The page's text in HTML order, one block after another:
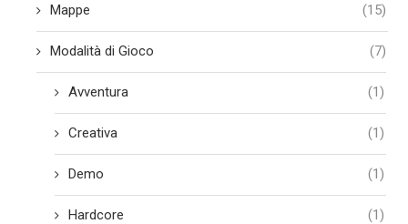
Mappe (15)
Modalità di Gioco (7)
Avventura (1)
Creativa (1)
Demo (1)
Hardcore (1)